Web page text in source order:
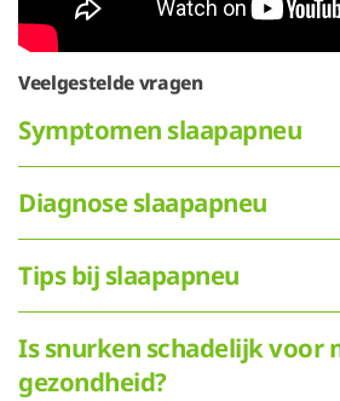
Veelgestelde vragen
Symptomen slaapapneu
Diagnose slaapapneu
Tips bij slaapapneu
Is snurken schadelijk voor
gezondheid?